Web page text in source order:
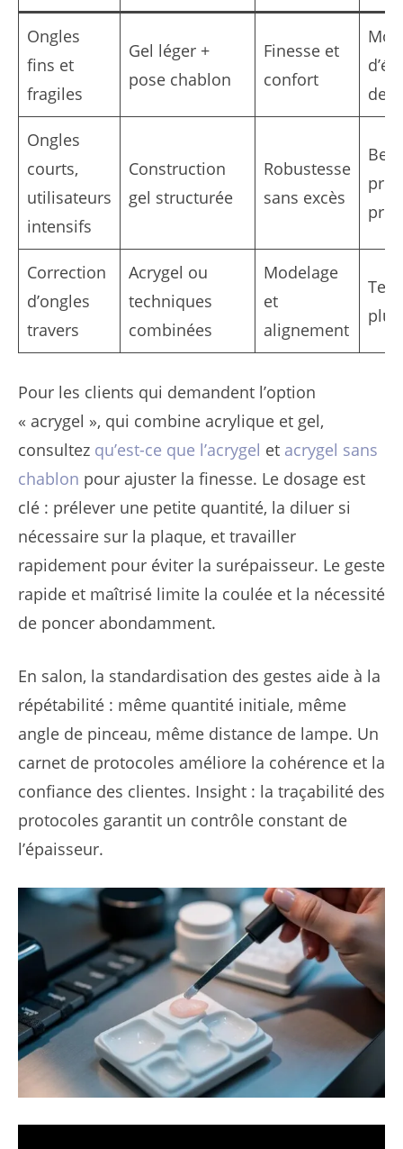
Ongles
fins et
fragiles
Gel léger +
pose chablon
Finesse et
confort
de
Ongles
courts,
utilisateurs
intensifs
Construction
gel structurée
Robustesse
sans excès
Correction
d’ongles
travers
Acrygel ou
techniques
combinées
Modelage
et
alignement
Pour les clients qui demandent l’option
« acrygel », qui combine acrylique et gel,
consultez qu’est-ce que l’acrygel et acrygel sans
chablon pour ajuster la finesse. Le dosage est
clé : prélever une petite quantité, la diluer si
nécessaire sur la plaque, et travailler
rapidement pour éviter la surépaisseur. Le geste
rapide et maîtrisé limite la coulée et la nécessité
de poncer abondamment.
En salon, la standardisation des gestes aide à la
répétabilité : même quantité initiale, même
angle de pinceau, même distance de lampe. Un
carnet de protocoles améliore la cohérence et la
confiance des clientes. Insight : la traçabilité des
protocoles garantit un contrôle constant de
l’épaisseur.